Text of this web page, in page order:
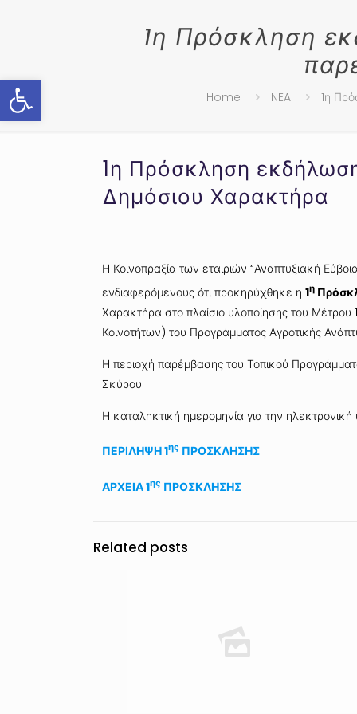
Ανοίξτε τη γραμμή εργαλείων
1η Πρόσκληση
Home NEA 1η
1η Πρόσκληση
Δημόσιου Χαρακτήρα
Η Κοινοπραξία των εταιριών “Αναπτυξιακή
ενδιαφερόμενους ότι προκηρύχθηκε η 1η
Χαρακτήρα στο πλαίσιο υλοποίησης του
Κοινοτήτων) του Προγράμματος Αγροτικής
Η περιοχή παρέμβασης του Τοπικού
Σκύρου
Η καταληκτική ημερομηνία για την
ΠΕΡΙΛΗΨΗ 1ης ΠΡΟΣΚΛΗΣΗΣ
ΑΡΧΕΙΑ 1ης ΠΡΟΣΚΛΗΣΗΣ
Related posts